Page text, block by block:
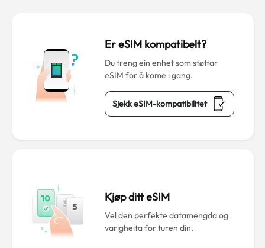
Er eSIM kompatibelt?
Du treng ein enhet som støttar
eSIM for å kome i gang.
Sjekk eSIM-kompatibilitet
Kjøp ditt eSIM
Vel den perfekte datamengda og
varigheita for turen din.